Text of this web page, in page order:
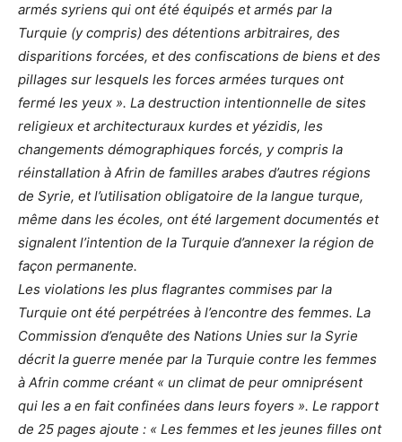
armés syriens qui ont été équipés et armés par la
Turquie (y compris) des détentions arbitraires, des
disparitions forcées, et des confiscations de biens et des
pillages sur lesquels les forces armées turques ont
fermé les yeux ». La destruction intentionnelle de sites
religieux et architecturaux kurdes et yézidis, les
changements démographiques forcés, y compris la
réinstallation à Afrin de familles arabes d’autres régions
de Syrie, et l’utilisation obligatoire de la langue turque,
même dans les écoles, ont été largement documentés et
signalent l’intention de la Turquie d’annexer la région de
façon permanente.
Les violations les plus flagrantes commises par la
Turquie ont été perpétrées à l’encontre des femmes. La
Commission d’enquête des Nations Unies sur la Syrie
décrit la guerre menée par la Turquie contre les femmes
à Afrin comme créant « un climat de peur omniprésent
qui les a en fait confinées dans leurs foyers ». Le rapport
de 25 pages ajoute : « Les femmes et les jeunes filles ont